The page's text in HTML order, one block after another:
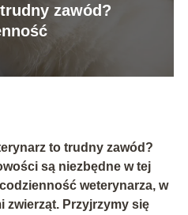
zawód?
to trudny zawód?
są niezbędne w tej
weterynarza, w
zwierząt. Przyjrzymy się